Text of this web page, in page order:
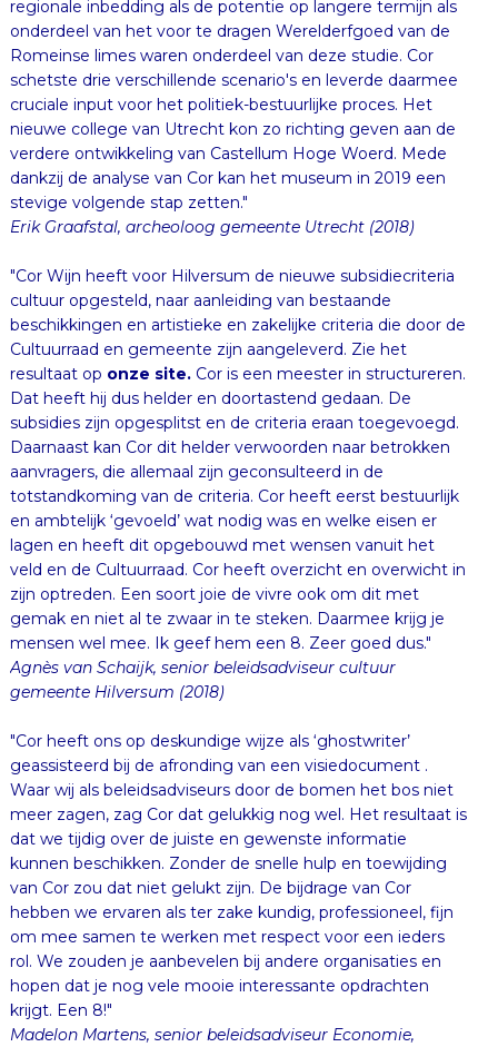
regionale inbedding als de potentie op langere termijn als
onderdeel van het voor te dragen Werelderfgoed van de
Romeinse limes waren onderdeel van deze studie. Cor
schetste drie verschillende scenario's en leverde daarmee
cruciale input voor het politiek-bestuurlijke proces. Het
nieuwe college van Utrecht kon zo richting geven aan de
verdere ontwikkeling van Castellum Hoge Woerd. Mede
dankzij de analyse van Cor kan het museum in 2019 een
stevige volgende stap zetten."
Erik Graafstal, archeoloog gemeente Utrecht (2018)
"Cor Wijn heeft voor Hilversum de nieuwe subsidiecriteria
cultuur opgesteld, naar aanleiding van bestaande
beschikkingen en artistieke en zakelijke criteria die door de
Cultuurraad en gemeente zijn aangeleverd. Zie het
resultaat op onze site.Cor is een meester in structureren.
Dat heeft hij dus helder en doortastend gedaan. De
subsidies zijn opgesplitst en de criteria eraan toegevoegd.
Daarnaast kan Cor dit helder verwoorden naar betrokken
aanvragers, die allemaal zijn geconsulteerd in de
totstandkoming van de criteria. Cor heeft eerst bestuurlijk
en ambtelijk ‘gevoeld’ wat nodig was en welke eisen er
lagen en heeft dit opgebouwd met wensen vanuit het
veld en de Cultuurraad. Cor heeft overzicht en overwicht in
zijn optreden. Een soort joie de vivre ook om dit met
gemak en niet al te zwaar in te steken. Daarmee krijg je
mensen wel mee. Ik geef hem een 8. Zeer goed dus."
Agnès van Schaijk, senior beleidsadviseur cultuur
gemeente Hilversum (2018)
"Cor heeft ons op deskundige wijze als ‘ghostwriter’
geassisteerd bij de afronding van een visiedocument .
Waar wij als beleidsadviseurs door de bomen het bos niet
meer zagen, zag Cor dat gelukkig nog wel. Het resultaat is
dat we tijdig over de juiste en gewenste informatie
kunnen beschikken. Zonder de snelle hulp en toewijding
van Cor zou dat niet gelukt zijn. De bijdrage van Cor
hebben we ervaren als ter zake kundig, professioneel, fijn
om mee samen te werken met respect voor een ieders
rol. We zouden je aanbevelen bij andere organisaties en
hopen dat je nog vele mooie interessante opdrachten
krijgt. Een 8!"
Madelon Martens, senior beleidsadviseur Economie,